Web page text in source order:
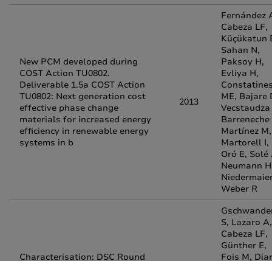
New PCM developed during
COST Action TU0802.
Deliverable 1.5a COST Action
TU0802: Next generation cost
effective phase change
materials for increased energy
efficiency in renewable energy
systems in b
2013
Fernández
Cabeza LF,
Küçükatun
Sahan N,
Paksoy H,
Evliya H,
ME, Bajare
Vecstaudza
Barreneche
Martínez M,
Martorell I,
Oró E, Solé
Neumann
Weber R
Characterisation: DSC Round
S, Lazaro A,
Cabeza LF,
Günther E,
Fois M,